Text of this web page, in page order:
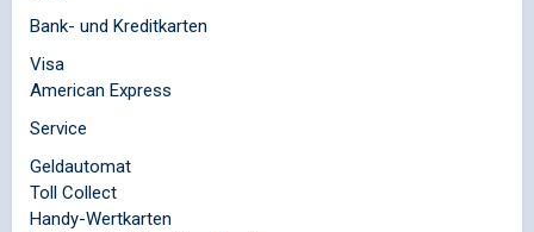
Bank- und Kreditkarten
Visa
American Express
Service
Geldautomat
Toll Collect
Handy-Wertkarten